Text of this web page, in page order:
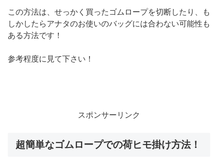
この方法は、せっかく買ったゴムロープを切断したり、も
しかしたらアナタのお使いのバッグには合わない可能性も
ある方法です！
参考程度に見て下さい！
スポンサーリンク
超簡単なゴムロープでの荷ヒモ掛け方法！